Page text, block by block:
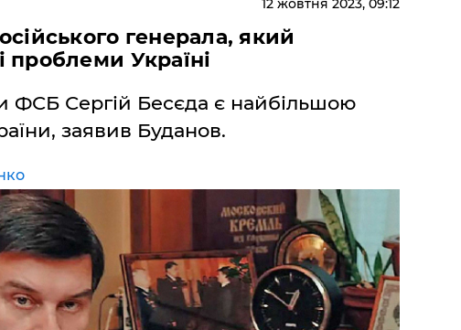
генерала, який
проблеми Україні
ФСБ Сергій Бесєда є найбільшою
заявив Буданов.